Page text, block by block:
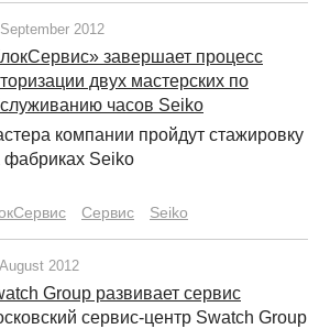
2012
завершает процесс
двух мастерских по
часов Seiko
компании пройдут стажировку
фабриках Seiko
Сервис Seiko
2012
Group развивает сервис
сервис-центр Swatch Group